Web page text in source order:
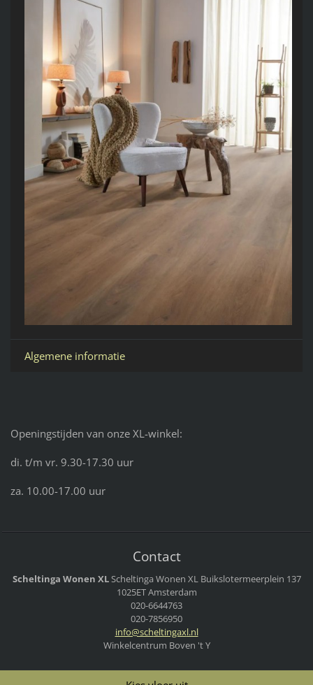
Algemene informatie
Openingstijden van onze XL-winkel:
di. t/m vr. 9.30-17.30 uur
za. 10.00-17.00 uur
Contact
Scheltinga Wonen XLScheltinga Wonen XLBuikslotermeerplein 137
1025ET Amsterdam
020-6644763
020-7856950
info@scheltingaxl.nl
Winkelcentrum Boven 't Y